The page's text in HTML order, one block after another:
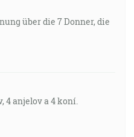
über die 7 Donner, die
4 anjelov a 4 koní.